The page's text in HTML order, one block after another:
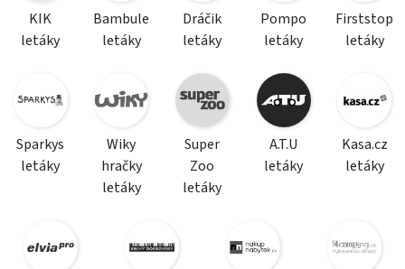
KIK
letáky
Bambule
letáky
Dráčik
letáky
Pompo
letáky
Firststop
letáky
Sparkys
letáky
Wiky
hračky
letáky
Super
Zoo
letáky
A.T.U
letáky
Kasa.cz
letáky